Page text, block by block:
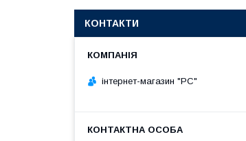
КОНТАКТИ
інтернет-магазин "РС"